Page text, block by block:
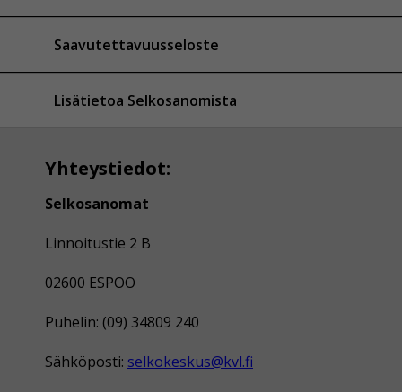
Saavutettavuusseloste
Lisätietoa Selkosanomista
Yhteystiedot:
Selkosanomat
Linnoitustie 2 B
02600 ESPOO
Puhelin: (09) 34809 240
Sähköposti: selkokeskus@kvl.fi